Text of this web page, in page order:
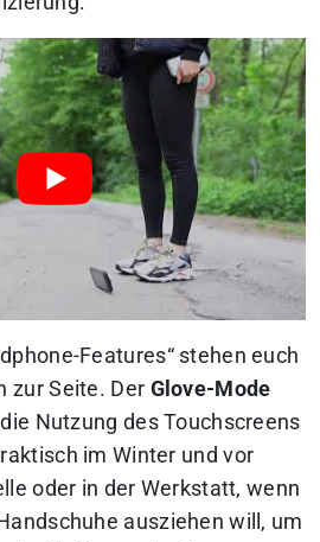
Features“ stehen euch
zur Seite. Der Glove-Mode
Nutzung des Touchscreens
im Winter und vor
oder in der Werkstatt, wenn
ausziehen will, um